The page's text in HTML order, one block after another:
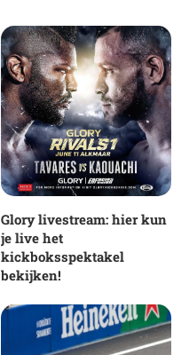
Glory livestream: hier kun
je live het
kickboksspektakel
bekijken!